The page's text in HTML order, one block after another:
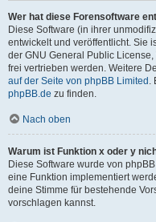
Wer hat diese Forensoftware
Diese Software (in ihrer
entwickelt und veröffentlicht. Sie
der GNU General Public
frei vertrieben werden. Weitere
auf der Seite von phpBB Limited .
phpBB.de zu finden.
Nach oben
Warum ist Funktion x oder y
Diese Software wurde von
eine Funktion implementiert
deine Stimme für bestehende
vorschlagen kannst.